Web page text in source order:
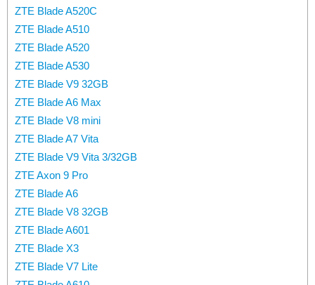
ZTE Blade A520C
ZTE Blade A510
ZTE Blade A520
ZTE Blade A530
ZTE Blade V9 32GB
ZTE Blade A6 Max
ZTE Blade V8 mini
ZTE Blade A7 Vita
ZTE Blade V9 Vita 3/32GB
ZTE Axon 9 Pro
ZTE Blade A6
ZTE Blade V8 32GB
ZTE Blade A601
ZTE Blade X3
ZTE Blade V7 Lite